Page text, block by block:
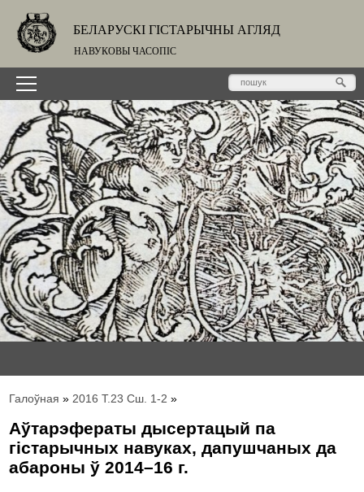
БЕЛАРУСКІ ГІСТАРЫЧНЫ АГЛЯД
НАВУКОВЫ ЧАСОПІС
Галоўная » 2016 Т.23 Сш. 1-2 »
Аўтарэфераты дысертацый па
гістарычных навуках, дапушчаных да
абароны ў 2014–16 г.